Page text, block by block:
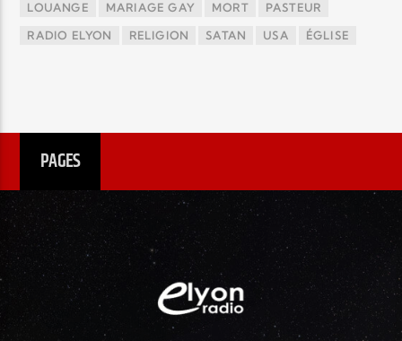
LOUANGE MARIAGE GAY MORT PASTEUR
RADIO ELYON RELIGION SATAN USA ÉGLISE
PAGES